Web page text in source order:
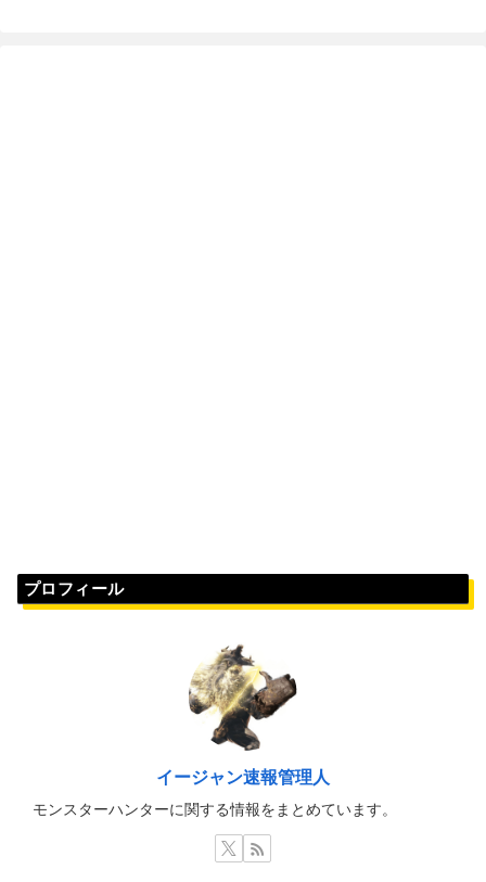
プロフィール
イージャン速報管理人
モンスターハンターに関する情報をまとめています。